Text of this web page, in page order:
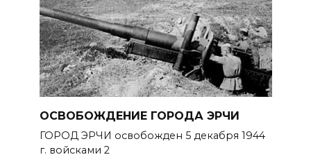
ОСВОБОЖДЕНИЕ ГОРОДА ЭРЧИ
ГОРОД ЭРЧИ освобожден 5 декабря 1944
г. войсками 2